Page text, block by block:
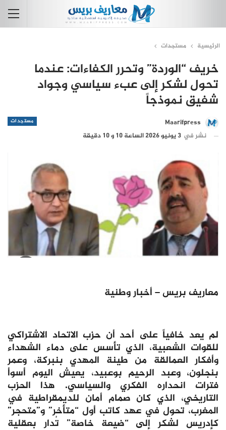
الرئيسية مستجدات
خريف “الوردة” وتحرر الكفاءات: عندما
تحول لشكر إلى عبء سياسي وجواد
شفيق نموذجاً
مستجدات
Maarifpress
نشر في 3 يونيو 2026 الساعة 10 و 10 دقيقة
معاريف بريس – أخبار وطنية
لم يعد خافياً على أحد أن حزب الاتحاد الاشتراكي
للقوات الشعبية، الذي تأسس على دماء الشهداء
وأفكار العمالقة من طينة المهدي بنبركة، وعمر
بنجلون، وعبد الرحيم بوعبيد، يعيش اليوم أسوأ
فترات انحداره الفكري والسياسي. هذا الحزب
التاريخي، الذي كان صمام أمان للديمقراطية في
المغرب، تحول في عهد كاتب أول “متأخر” و”متحجر”
كإدريس لشكر إلى “ضيعة خاصة” تُدار بعقلية